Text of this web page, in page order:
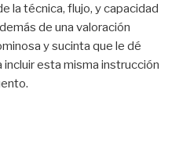
la técnica, flujo, y capacidad
de una valoración
y sucinta que le dé
incluir esta misma instrucción